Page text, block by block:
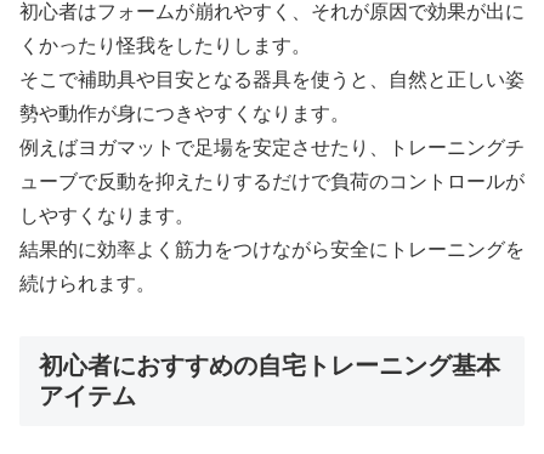
初心者はフォームが崩れやすく、それが原因で効果が出に
くかったり怪我をしたりします。
そこで補助具や目安となる器具を使うと、自然と正しい姿
勢や動作が身につきやすくなります。
例えばヨガマットで足場を安定させたり、トレーニングチ
ューブで反動を抑えたりするだけで負荷のコントロールが
しやすくなります。
結果的に効率よく筋力をつけながら安全にトレーニングを
続けられます。
初心者におすすめの自宅トレーニング基本
アイテム